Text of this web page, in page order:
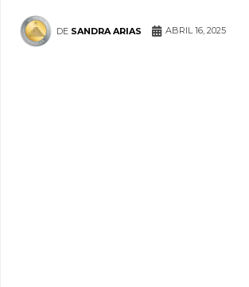
DE SANDRA ARIAS ABRIL 16, 2025